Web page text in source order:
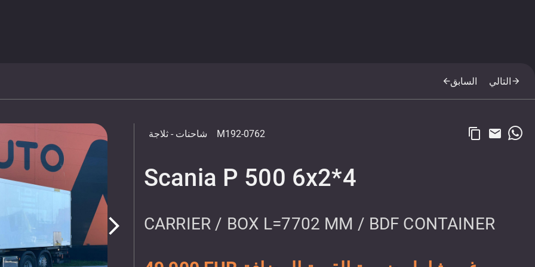
arrow_backالسابق التاليarrow_forward
arrow_forward_ios
شاحنات - ثلاجة M192-0762 content_copy email
Scania P 500 6x2*4
CARRIER / BOX L=7702 MM / BDF CONTAINER